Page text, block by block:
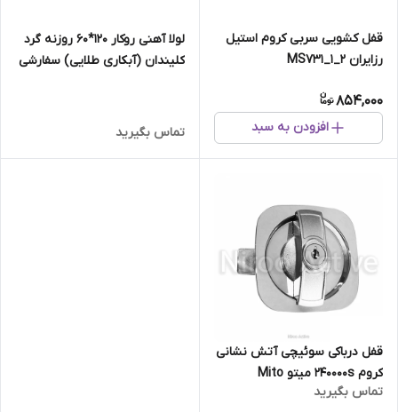
قفل کشویی سربی کروم استیل
رزایران MS۷۳۱_۱_۲
854,000
افزودن به سبد
لولا آهنی روکار ۱۲۰*۶۰ روزنه گرد
کلیندان (آبکاری طلایی) سفارشی
تماس بگیرید
قفل درباکی سوئیچی آتش نشانی
کروم 240000s میتو Mito
تماس بگیرید